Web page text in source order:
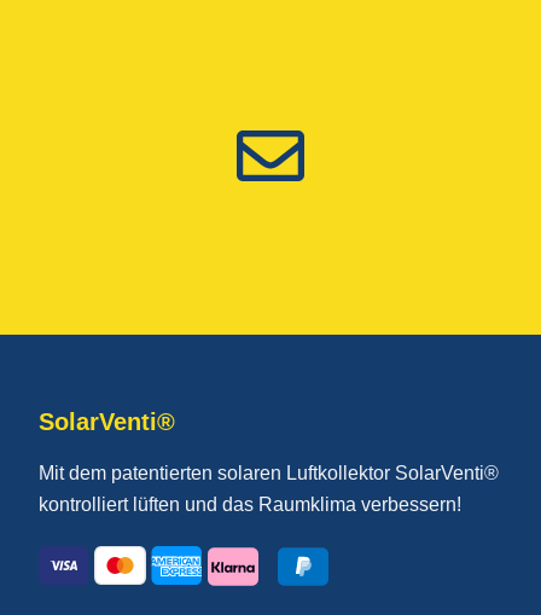
SolarVenti®
Mit dem patentierten solaren Luftkollektor SolarVenti®
kontrolliert lüften und das Raumklima verbessern!